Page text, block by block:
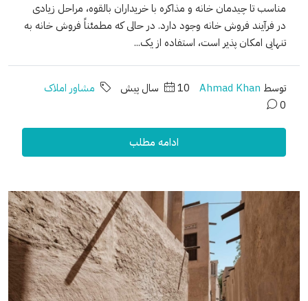
مناسب تا چیدمان خانه و مذاکره با خریداران بالقوه، مراحل زیادی
در فرآیند فروش خانه وجود دارد. در حالی که مطمئناً فروش خانه به
تنهایی امکان پذیر است، استفاده از یک...
توسط Ahmad Khan 10 سال پیش
مشاور املاک
0
ادامه مطلب